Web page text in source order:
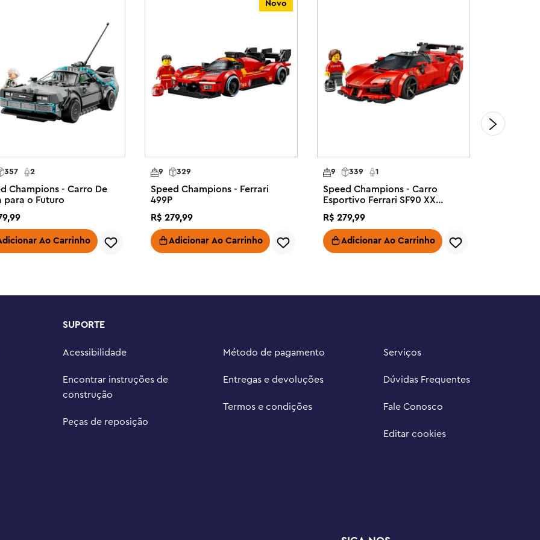
incluindo outros carros de
de 2024. Cada kit de
impressas ou o aplicativo
de construção agradável.
meninas de 10 anos ou mais e
LEGO® Speed ??Champions
de motorista vestindo uma
colocarem dentro da
detalhes de design da versão
na linha LEGO® F1
– Depois que as crianças se
Ferrari F1, elas podem exibi-lo
de presente LEGO® para
Speed ??Champions
com peças de alguns dos
de comprimento e 3 pol. (7 cm)
357 2
Champions - Carro De
para o Futuro
,99
Ao Carrinho
Novo
329
9
Speed Champions - Ferrari
499P
R$ 279,99
Adicionar Ao Carrinho
339
9 1
Speed Champions - Carro
Esportivo Ferrari SF90 XX
R$ 279,99
Adicionar Ao Carrinho
SUPORTE
Acessibilidade
Encontrar instruções de
construção
Peças de reposição
Método de pagamento
Entregas e devoluções
Termos e condições
Serviços
Dúvidas Frequentes
Fale Conosco
Editar cookies